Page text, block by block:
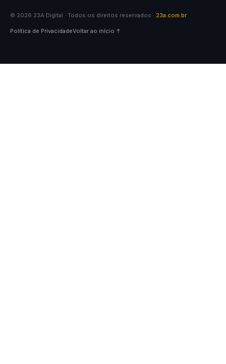
© 2026 23A Digital · Todos os direitos reservados · 23a.com.br
Política de PrivacidadeVoltar ao início ↑